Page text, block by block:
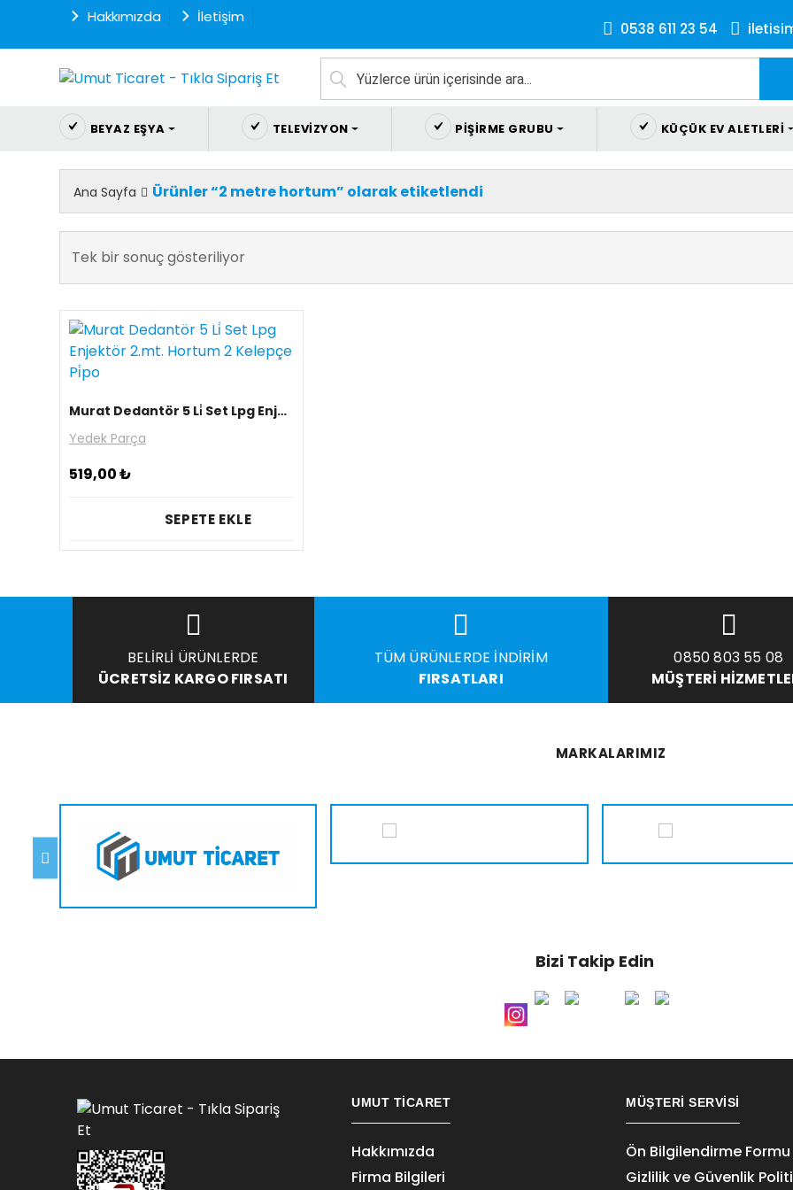
Hakkımızda İletişim
0538 611 23 54
aletleri uygun fiyatlarla
online alışveriş sitesi
Ücretsiz kargo fırsatları
ile her şey ayağına
gelsin.
BEYAZ EŞYA TELEVIZYON PIŞIRME GRUBU KÜÇÜK EV ALETLERI
Ana Sayfa Ürünler “2 metre hortum” olarak etiketlendi
Tek bir sonuç gösteriliyor
Murat Dedantör 5 Li̇ Set Lpg Enjektör 2.mt. Hortum 2 Kelepçe Pi̇po
Yedek Parça
519,00₺
SEPETE EKLE
BELIRLI ÜRÜNLERDE
ÜCRETSIZ KARGO FIRSATI
TÜM ÜRÜNLERDE İNDIRIM
FIRSATLARI
0850 803 55 08
MÜŞTERI
MARKALARIMIZ
Bizi Takip Edin
UMUT TICARET
Hakkımızda
Firma Bilgileri
MÜŞTERI SERVISI
Ön Bilgilendirme Formu
Gizlilik ve Güvenlik